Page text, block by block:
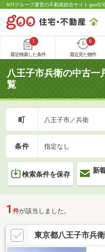
NTTグループ運営の不動産総合サイト goo住
1
最近検索した条件
0
最近見た物件
八王子市兵衛の中古一
覧
町 八王子市／兵衛
条件 指定なし
検索条件を保存
新
1 件が該当しました。
東京都八王子市兵